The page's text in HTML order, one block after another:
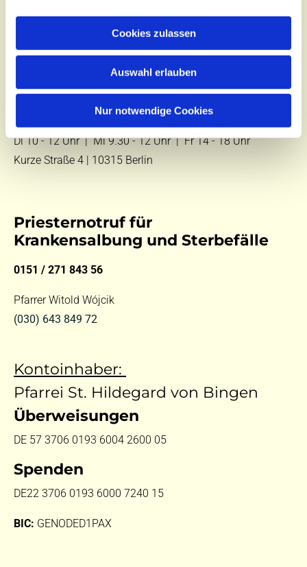
Cookies zulassen
Auswahl erlauben
Nur notwendige Cookies
Kontakt
Tel.:
E-Mail:kontakt@st-hildegard-von-bingen.de
Di 10 - 12 Uhr |Mi 9.30 - 12 Uhr |Fr 14 - 18 Uhr
Kurze Straße 4 | 10315 Berlin
Priesternotruf für
Krankensalbung und Sterbefälle
0151 / 271 843 56
Pfarrer Witold Wójcik
(030) 643 849 72
Kontoinhaber:
Pfarrei St. Hildegard von Bingen
Überweisungen
DE 57 3706 0193 6004 2600 05
Spenden
DE22 3706 0193 6000 7240 15
BIC: GENODED1PAX